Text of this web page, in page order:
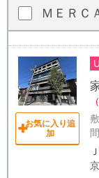
ＭＥＲＣ
お気に入り追
加